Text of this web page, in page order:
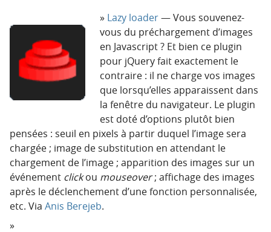
Lazy loader— Vous souvenez-
vous du préchargement d’images
en Javascript ? Et bien ce plugin
pour jQuery fait exactement le
contraire : il ne charge vos images
que lorsqu’elles apparaissent dans
la fenêtre du navigateur. Le plugin
est doté d’options plutôt bien
pensées : seuil en pixels à partir duquel l’image sera
chargée ; image de substitution en attendant le
chargement de l’image ; apparition des images sur un
événement clickou mouseover; affichage des images
après le déclenchement d’une fonction personnalisée,
etc. Via Anis Berejeb.